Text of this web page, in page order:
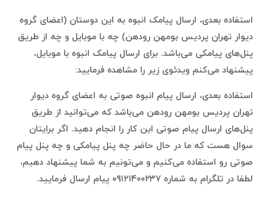
استفاده بعدی، ارسال پیامک انبوه به این دوستان (اعضای گروه
دیوار تهران پردیس بومهن رودهن) چه با موبایل و چه از طریق
پنل‌های پیامکی می‌باشد. برای ارسال پیامک انبوه با موبایل،
پیشنهاد می‌کنم ویدئوی زیر را مشاهده فرمایید:
استفاده بعدی، ارسال پیام انبوه صوتی به اعضای گروه دیوار
تهران پردیس بومهن رودهن می‌باشد که می‌توانید از طریق
پنل‌های ارسال پیام صوتی این کار را انجام دهید. اگر برایتان
سوال هست که ما در حال حاضر چه پنل پیامکی و چه پنل پیام
صوتی رو استفاده می‌کنیم و می‌تونیم به شما پیشنهاد دهیم،
لطفا در تلگرام به شماره ۰۹۱۲۱۴۰۰۲۳۷ پیام ارسال فرمایید.